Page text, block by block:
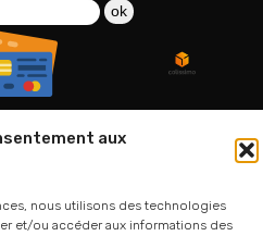
aux
nous utilisons des technologies
et/ou accéder aux informations des
ok
01 75 33 00 85